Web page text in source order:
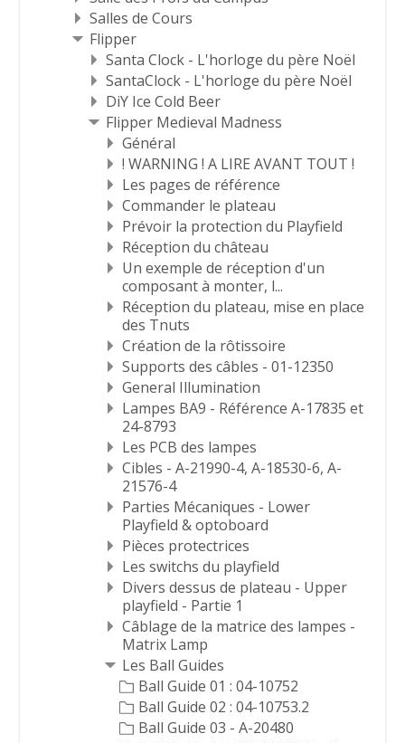
Salles de Cours
Flipper
Santa Clock - L'horloge du père Noël
SantaClock - L'horloge du père Noël
DiY Ice Cold Beer
Flipper Medieval Madness
Général
! WARNING ! A LIRE AVANT TOUT !
Les pages de référence
Commander le plateau
Prévoir la protection du Playfield
Réception du château
Un exemple de réception d'un
composant à monter, l...
Réception du plateau, mise en place
des Tnuts
Création de la rôtissoire
Supports des câbles - 01-12350
General Illumination
Lampes BA9 - Référence A-17835 et
24-8793
Les PCB des lampes
Cibles - A-21990-4, A-18530-6, A-
21576-4
Parties Mécaniques - Lower
Playfield & optoboard
Pièces protectrices
Les switchs du playfield
Divers dessus de plateau - Upper
playfield - Partie 1
Câblage de la matrice des lampes -
Matrix Lamp
Les Ball Guides
Ball Guide 01 : 04-10752
Ball Guide 02 : 04-10753.2
Ball Guide 03 - A-20480